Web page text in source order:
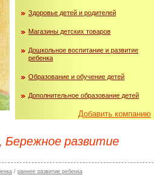
Здоровье детей и родителей
Магазины детских товаров
Дошкольное воспитание и развитие
ребенка
Образование и обучение детей
Дополнительное образование детей
Добавить компанию
Бережное развитие
/ раннее развитие ребенка